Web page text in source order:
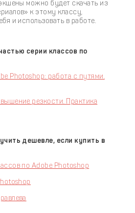
можно будет скачать из
к этому классу,
и использовать в работе.
серии классов по
Photoshop: работа с путями.
резкости. Практика
дешевле, если купить в
по Adobe Photoshop